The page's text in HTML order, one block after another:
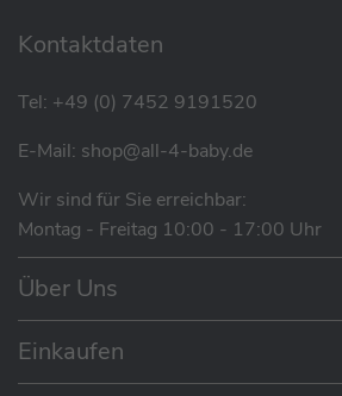
Kontaktdaten
Tel: +49 (0) 7452 9191520
E-Mail: shop@all-4-baby.de
Wir sind für Sie erreichbar:
Montag - Freitag 10:00 - 17:00 Uhr
Über Uns
Einkaufen